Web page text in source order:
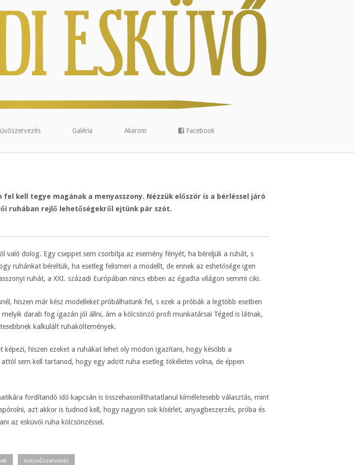
Galéria Akarom Facebook
kell tegye magának a menyasszony. Nézzük először is a bérléssel járó
ruhában rejlő lehetőségekről ejtünk pár szót.
dolog. Egy cseppet sem csorbítja az esemény fényét, ha béreljük a ruhát, s
ruhánkat béreltük, ha esetleg felismeri a modellt, de ennek az eshetősége igen
ruhát, a XXI. századi Európában nincs ebben az égadta világon semmi ciki.
hiszen már kész modelleket próbálhatunk fel, s ezek a próbák a legtöbb esetben
darab fog igazán jól állni, ám a kölcsönző profi munkatársai Téged is látnak,
kalkulált ruhaköltemények.
hiszen ezeket a ruhákat lehet oly módon igazítani, hogy később a
sem kell tartanod, hogy egy adott ruha esetleg tökéletes volna, de éppen
fordítandó idő kapcsán is összehasonlíthatatlanul kíméletesebb választás, mint
azt akkor is tudnod kell, hogy nagyon sok kísérlet, anyagbeszerzés, próba és
az esküvői ruha kölcsönzéssel.
esküvőszervezés